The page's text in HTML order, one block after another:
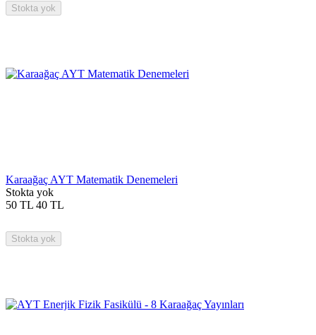
Stokta yok
Karaağaç AYT Matematik Denemeleri
Stokta yok
50 TL 40 TL
Stokta yok